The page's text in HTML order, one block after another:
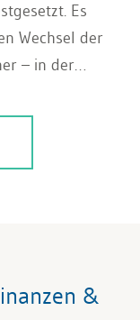
Es
Wechsel der
– in der
&